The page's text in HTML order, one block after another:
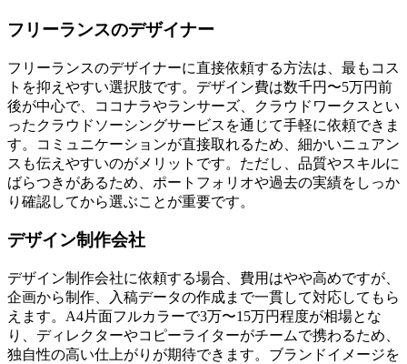
フリーランスのデザイナー
フリーランスのデザイナーに直接依頼する方法は、最もコス
トを抑えやすい選択肢です。デザイン費は数千円〜5万円前
後が中心で、ココナラやランサーズ、クラウドワークスとい
ったクラウドソーシングサービスを通じて手軽に依頼できま
す。コミュニケーションが直接取れるため、細かいニュアン
スも伝えやすいのがメリットです。ただし、品質やスキルに
ばらつきがあるため、ポートフォリオや過去の実績をしっか
り確認してから選ぶことが重要です。
デザイン制作会社
デザイン制作会社に依頼する場合、費用はやや高めですが、
企画から制作、入稿データの作成まで一貫して対応してもら
えます。A4片面フルカラーで3万〜15万円程度が相場とな
り、ディレクターやコピーライターがチームで携わるため、
独自性の高い仕上がりが期待できます。ブランドイメージを